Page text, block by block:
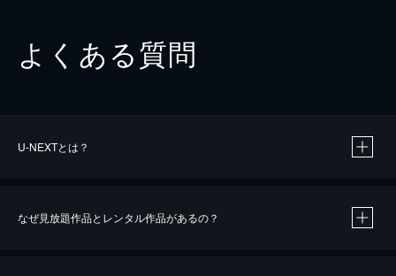
よくある質問
U-NEXTとは？
なぜ見放題作品とレンタル作品があるの？